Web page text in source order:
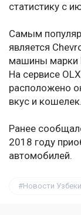
статистику с
Самым
является
машины марки
На сервисе
расположено
вкус и кошелек.
Ранее
2018 году
автомобилей.
Новости